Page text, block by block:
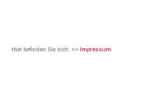
Hier befinden Sie sich: >>Impressum